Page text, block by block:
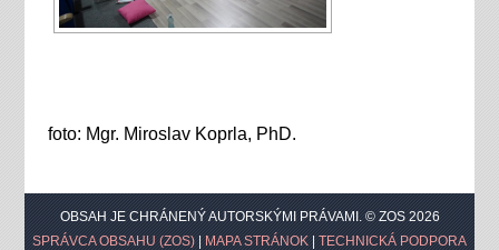
foto: Mgr. Miroslav Koprla, PhD.
OBSAH JE CHRÁNENÝ AUTORSKÝMI PRÁVAMI. © ZOS 2026
SPRÁVCA OBSAHU (ZOS)
MAPA STRÁNOK
TECHNICKÁ PODPORA